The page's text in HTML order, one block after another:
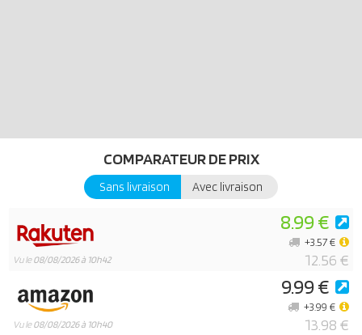
COMPARATEUR DE PRIX
Sans livraison Avec livraison
Vu le08/08/2026 à 10h42
8.99 €
12.56 €
+3.57 €
Vu le08/08/2026 à 10h40
9.99 €
13.98 €
+3.99 €